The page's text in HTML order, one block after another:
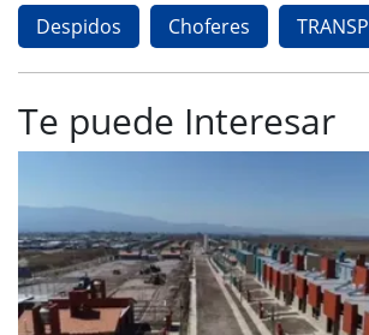
Despidos Choferes
Te puede Interesar